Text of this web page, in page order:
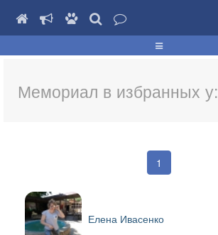
Мемориал в избранных у:
1
Елена Ивасенко